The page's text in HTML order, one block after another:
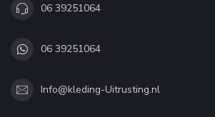
06 39251064
06 39251064
Info@kleding-Uitrusting.nl